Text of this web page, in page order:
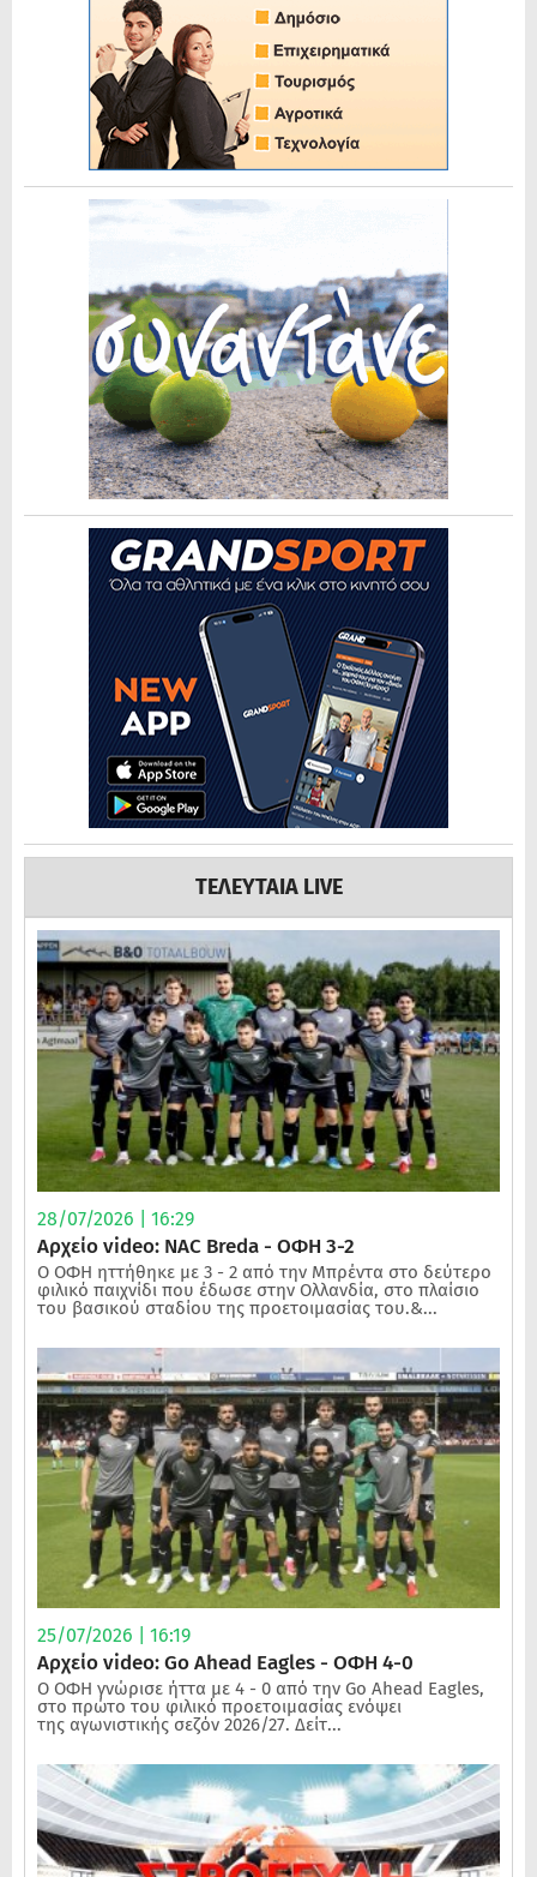
ΤΕΛΕΥΤΑΙΑ LIVE
28/07/2026 | 16:29
Αρχείο video: NAC Breda - ΟΦΗ 3-2
Ο ΟΦΗ ηττήθηκε με 3 - 2 από την Μπρέντα στο δεύτερο
φιλικό παιχνίδι που έδωσε στην Ολλανδία, στο πλαίσιο
του βασικού σταδίου της προετοιμασίας του.&...
25/07/2026 | 16:19
Αρχείο video: Go Ahead Eagles - ΟΦΗ 4-0
Ο ΟΦΗ γνώρισε ήττα με 4 - 0 από την Go Ahead Eagles,
στο πρώτο του φιλικό προετοιμασίας ενόψει
της αγωνιστικής σεζόν 2026/27. Δείτ...